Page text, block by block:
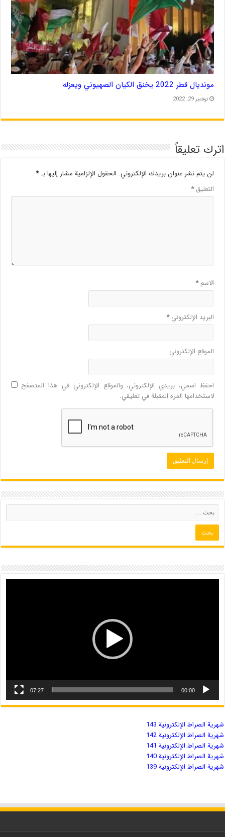
مونديال قطر 2022 يخنق الكيان الصهيوني ويعزله
نوفمبر 29, 2022
اترك تعليقاً
لن يتم نشر عنوان بريدك الإلكتروني. الحقول الإلزامية مشار إليها بـ*
التعليق*
الاسم*
البريد الإلكتروني*
الموقع الإلكتروني
احفظ اسمي، بريدي الإلكتروني، والموقع الإلكتروني في هذا المتصفح
لاستخدامها المرة المقبلة في تعليقي.
00:00
07:27
شهریة الصراط الإلكترونية 143
شهریة الصراط الإلكترونية 142
شهریة الصراط الإلكترونية 141
شهریة الصراط الإلكترونية 140
شهریة الصراط الإلكترونية 139